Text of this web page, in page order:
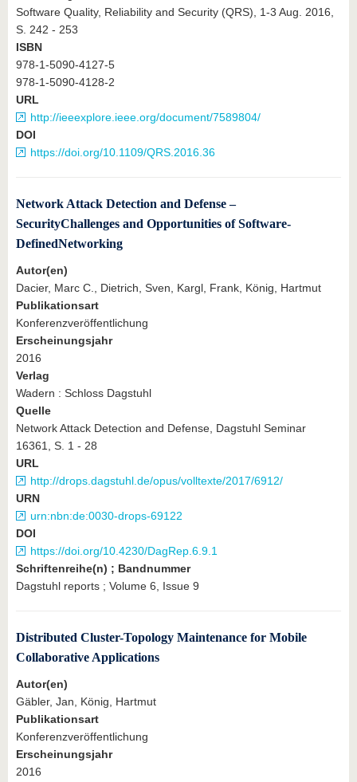
Software Quality, Reliability and Security (QRS), 1-3 Aug. 2016,
S. 242 - 253
ISBN
978-1-5090-4127-5
978-1-5090-4128-2
URL
http://ieeexplore.ieee.org/document/7589804/
DOI
https://doi.org/10.1109/QRS.2016.36
Network Attack Detection and Defense –
SecurityChallenges and Opportunities of Software-
DefinedNetworking
Autor(en)
Dacier, Marc C., Dietrich, Sven, Kargl, Frank, König, Hartmut
Publikationsart
Konferenzveröffentlichung
Erscheinungsjahr
2016
Verlag
Wadern : Schloss Dagstuhl
Quelle
Network Attack Detection and Defense, Dagstuhl Seminar
16361, S. 1 - 28
URL
http://drops.dagstuhl.de/opus/volltexte/2017/6912/
URN
urn:nbn:de:0030-drops-69122
DOI
https://doi.org/10.4230/DagRep.6.9.1
Schriftenreihe(n) ; Bandnummer
Dagstuhl reports ; Volume 6, Issue 9
Distributed Cluster-Topology Maintenance for Mobile
Collaborative Applications
Autor(en)
Gäbler, Jan, König, Hartmut
Publikationsart
Konferenzveröffentlichung
Erscheinungsjahr
2016